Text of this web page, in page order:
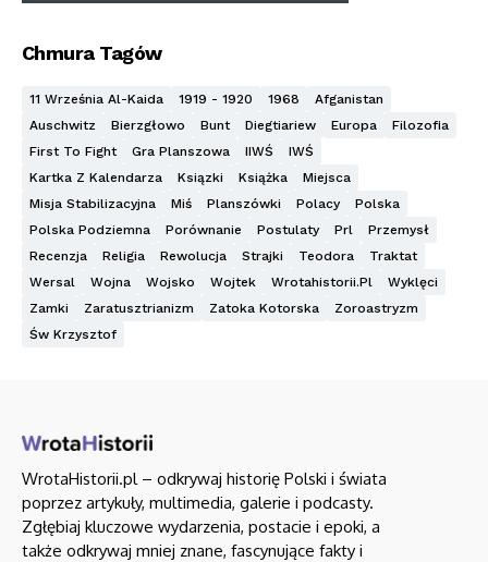
Chmura Tagów
11 Września Al-Kaida 1919 - 1920 1968
Afganistan
Auschwitz
Bierzgłowo Bunt Diegtiariew Europa
Filozofia
First To Fight
Gra Planszowa IIWŚ
IWŚ
Kartka Z Kalendarza
Ksiązki Książka
Miejsca
Misja Stabilizacyjna
Miś Planszówki Polacy
Polska
Polska Podziemna
Porównanie Postulaty Prl
Przemysł
Recenzja
Religia Rewolucja Strajki Teodora
Traktat
Wersal
Wojna Wojsko Wojtek Wrotahistorii.pl
Wyklęci
Zamki
Zaratusztrianizm Zatoka Kotorska
Zoroastryzm
Św Krzysztof
WrotaHistorii.pl – odkrywaj historię Polski i świata
poprzez artykuły, multimedia, galerie i podcasty.
Zgłębiaj kluczowe wydarzenia, postacie i epoki, a
także odkrywaj mniej znane, fascynujące fakty i